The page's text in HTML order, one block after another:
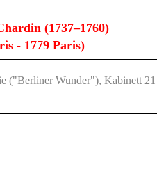
(1737–1760)
- 1779 Paris)
("Berliner Wunder"), Kabinett 21